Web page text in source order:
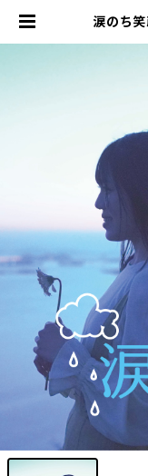
涙のち